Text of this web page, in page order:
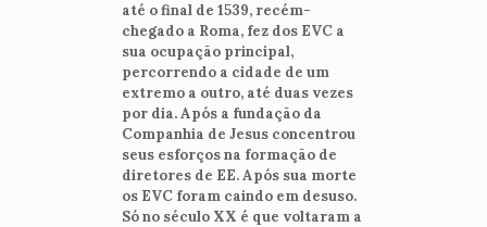
até o final de 1539, recém-
chegado a Roma, fez dos EVC a
sua ocupação principal,
percorrendo a cidade de um
extremo a outro, até duas vezes
por dia. Após a fundação da
Companhia de Jesus concentrou
seus esforços na formação de
diretores de EE. Após sua morte
os EVC foram caindo em desuso.
Só no século XX é que voltaram a